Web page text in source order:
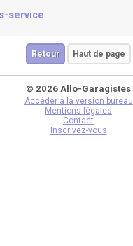
service
Retour Haut de page
© 2026 Allo-Garagistes
Accéder à la version bureau
Mentions légales
Contact
Inscrivez-vous